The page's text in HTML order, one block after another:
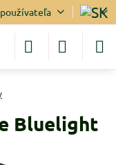
Bluelight